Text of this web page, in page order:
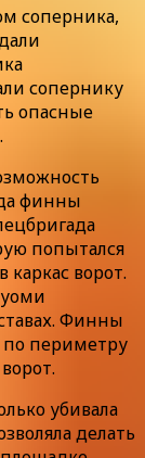
соперника,
сопернику
опасные
финны
попытался
ворот.
Финны
по периметру
убивала
делать